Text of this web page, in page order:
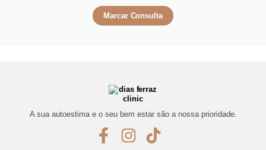
Marcar Consulta
A sua autoestima e o seu bem estar são a nossa prioridade.